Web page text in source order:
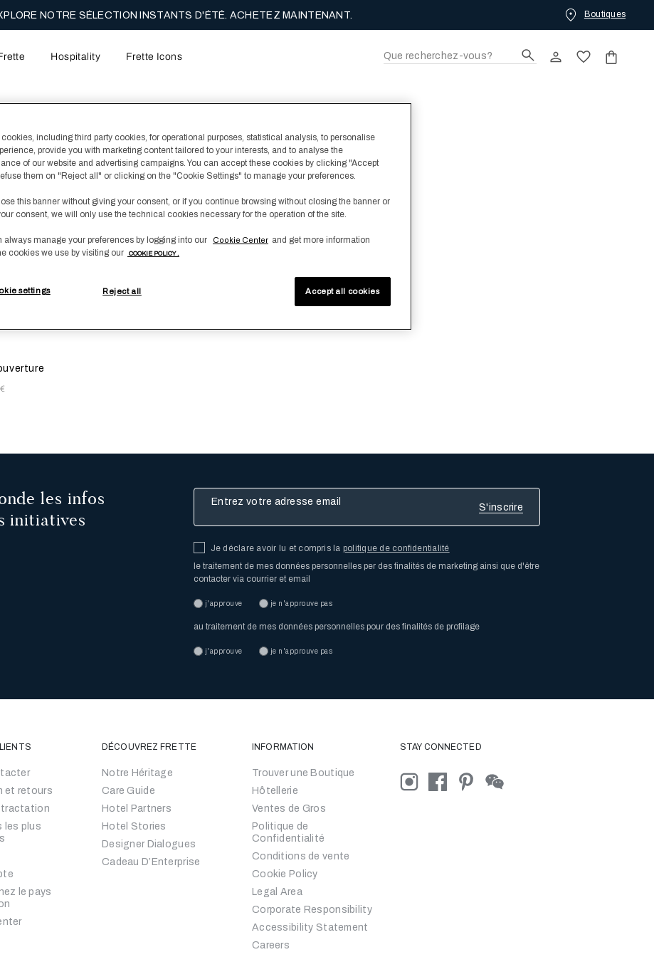
NOTRE SÉLECTION INSTANTS D'ÉTÉ. ACHETEZ MAINTENANT. Boutiques
Hospitality Frette Icons
la zone de contenu principale de la page
mettra à jour l'image du produit
les infos
initiatives
Entrez votre adresse email
Je déclare avoir lu et compris la politique de confidentialité
le traitement de mes données personnelles per des finalités de marketing ainsi que d'être
contacter via courrier et email
j'approuve je n'approuve pas
au traitement de mes données personnelles pour des finalités de profilage
j'approuve je n'approuve pas
et retours
les plus
le pays
DÉCOUVREZ FRETTE
Notre Héritage
Care Guide
Hotel Partners
Hotel Stories
Designer Dialogues
Cadeau D’Enterprise
INFORMATION
Trouver une Boutique
Hôtellerie
Ventes de Gros
Politique de
Confidentialité
Conditions de vente
Cookie Policy
Legal Area
Corporate Responsibility
Accessibility Statement
Careers
STAY CONNECTED
cookies, including third party cookies, for operational purposes, statistical analysis, to personalise
provide you with marketing content tailored to your interests, and to analyse the
of our website and advertising campaigns. You can accept these cookies by clicking "Accept
them on "Reject all" or clicking on the "Cookie Settings" to manage your preferences.
this banner without giving your consent, or if you continue browsing without closing the banner or
consent, we will only use the technical cookies necessary for the operation of the site.
always manage your preferences by logging into our Cookie Center and get more information
cookies we use by visiting our
COOKIE POLICY .
settings Reject all Accept all cookies